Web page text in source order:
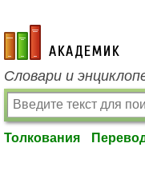
academic.ru
Словари и
Толкования